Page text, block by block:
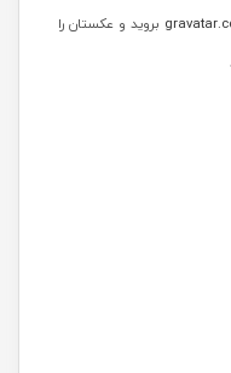
بروید و عکستان را